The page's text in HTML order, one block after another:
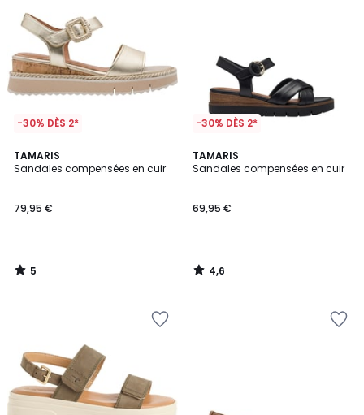
-30% DÈS 2*
TAMARIS
Sandales compensées en cuir
79,95 €
5
/
5
/
-30% DÈS 2*
TAMARIS
Sandales compensées en cuir
69,95 €
4,6
/ 5
4,6
/